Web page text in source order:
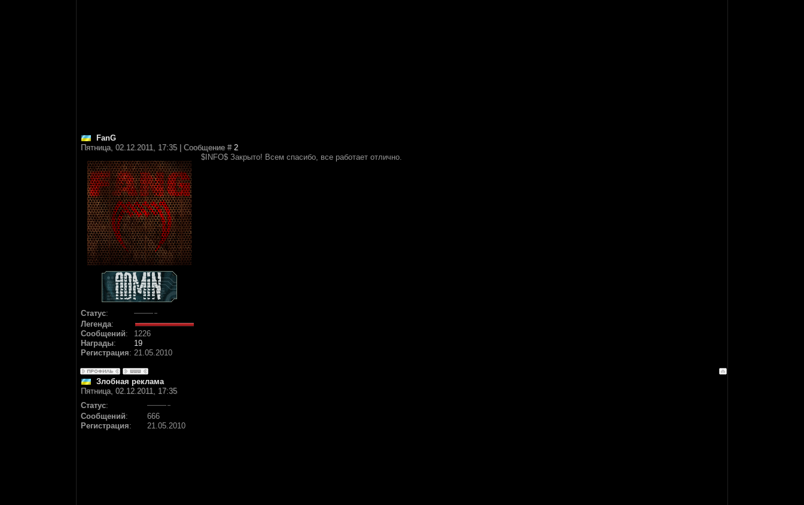
FanG
Пятница, 02.12.2011, 17:35 | Сообщение # 2
Статус:
Легенда:
Сообщений:
1226
Награды:
19
Регистрация: 21.05.2010
$INFO$ Закрыто! Всем спасибо, все работает отлично.
Злобная реклама
Пятница, 02.12.2011, 17:35
Статус:
Сообщений:
666
Регистрация: 21.05.2010